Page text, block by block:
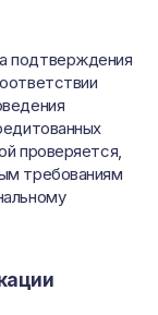
подтверждения
проверяется,
требованиям